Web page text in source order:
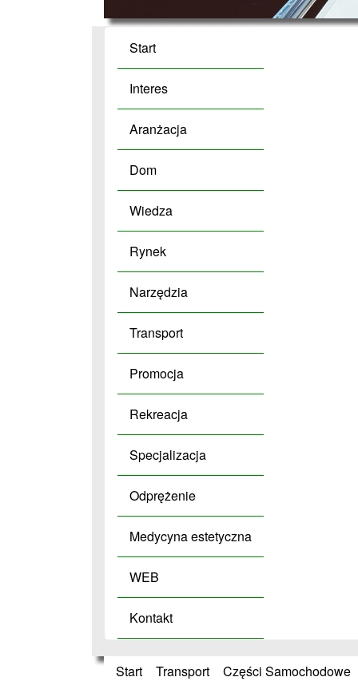
Start
Interes
Aranżacja
Dom
Wiedza
Rynek
Narzędzia
Transport
Promocja
Rekreacja
Specjalizacja
Odprężenie
Medycyna estetyczna
WEB
Kontakt
Start Transport Części Samochodowe